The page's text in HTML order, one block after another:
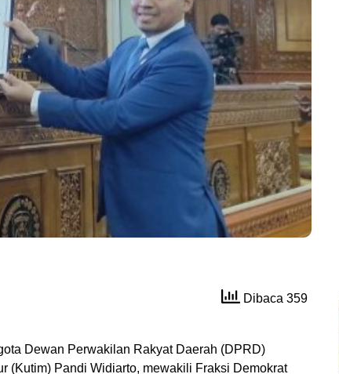
Dibaca 359
Dewan Perwakilan Rakyat Daerah (DPRD)
(Kutim) Pandi Widiarto, mewakili Fraksi Demokrat